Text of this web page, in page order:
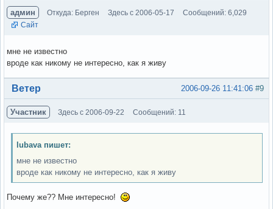
админ Откуда: Берген Здесь с 2006-05-17
Сообщений: 6,029
Сайт
мне не известно
вроде как никому не интересно, как я живу
Вне форума #9
2006-09-26 11:41:06
Ветер
Участник Здесь с 2006-09-22 Сообщений: 11
lubava пишет:
мне не известно
вроде как никому не интересно, как я живу
Почему же?? Мне интересно!